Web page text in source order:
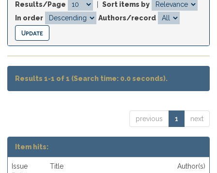
Results/Page
Sort items by
In order
Authors/record
Results 1-1 of 1 (Search time: 0.0 seconds).
previous 1 next
Item hits:
Issue
Title Author(s)